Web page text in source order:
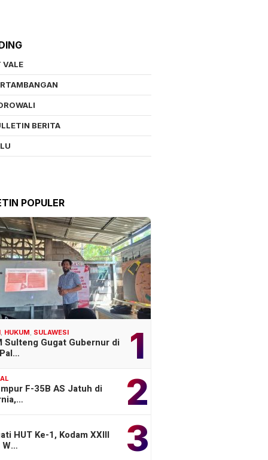
VALE
BERITA
POPULER
1
HUKUM SULAWESI
Sulteng Gugat Gubernur di
2
F-35B AS Jatuh di
3
HUT Ke-1, Kodam XXIII
W…